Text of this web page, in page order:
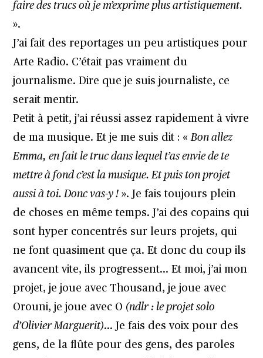
faire des trucs où je m’exprime plus artistiquement.
».
J’ai fait des reportages un peu artistiques pour
Arte Radio. C’était pas vraiment du
journalisme. Dire que je suis journaliste, ce
serait mentir.
Petit à petit, j’ai réussi assez rapidement à vivre
de ma musique. Et je me suis dit : «Bon allez
Emma, en fait le truc dans lequel t’as envie de te
mettre à fond c’est la musique. Et puis ton projet
aussi à toi. Donc vas-y ! ». Je fais toujours plein
de choses en même temps. J’ai des copains qui
sont hyper concentrés sur leurs projets, qui
ne font quasiment que ça. Et donc du coup ils
avancent vite, ils progressent… Et moi, j’ai mon
projet, je joue avec Thousand, je joue avec
Orouni, je joue avec O (ndlr : le projet solo
d’Olivier Marguerit)… Je fais des voix pour des
gens, de la flûte pour des gens, des paroles